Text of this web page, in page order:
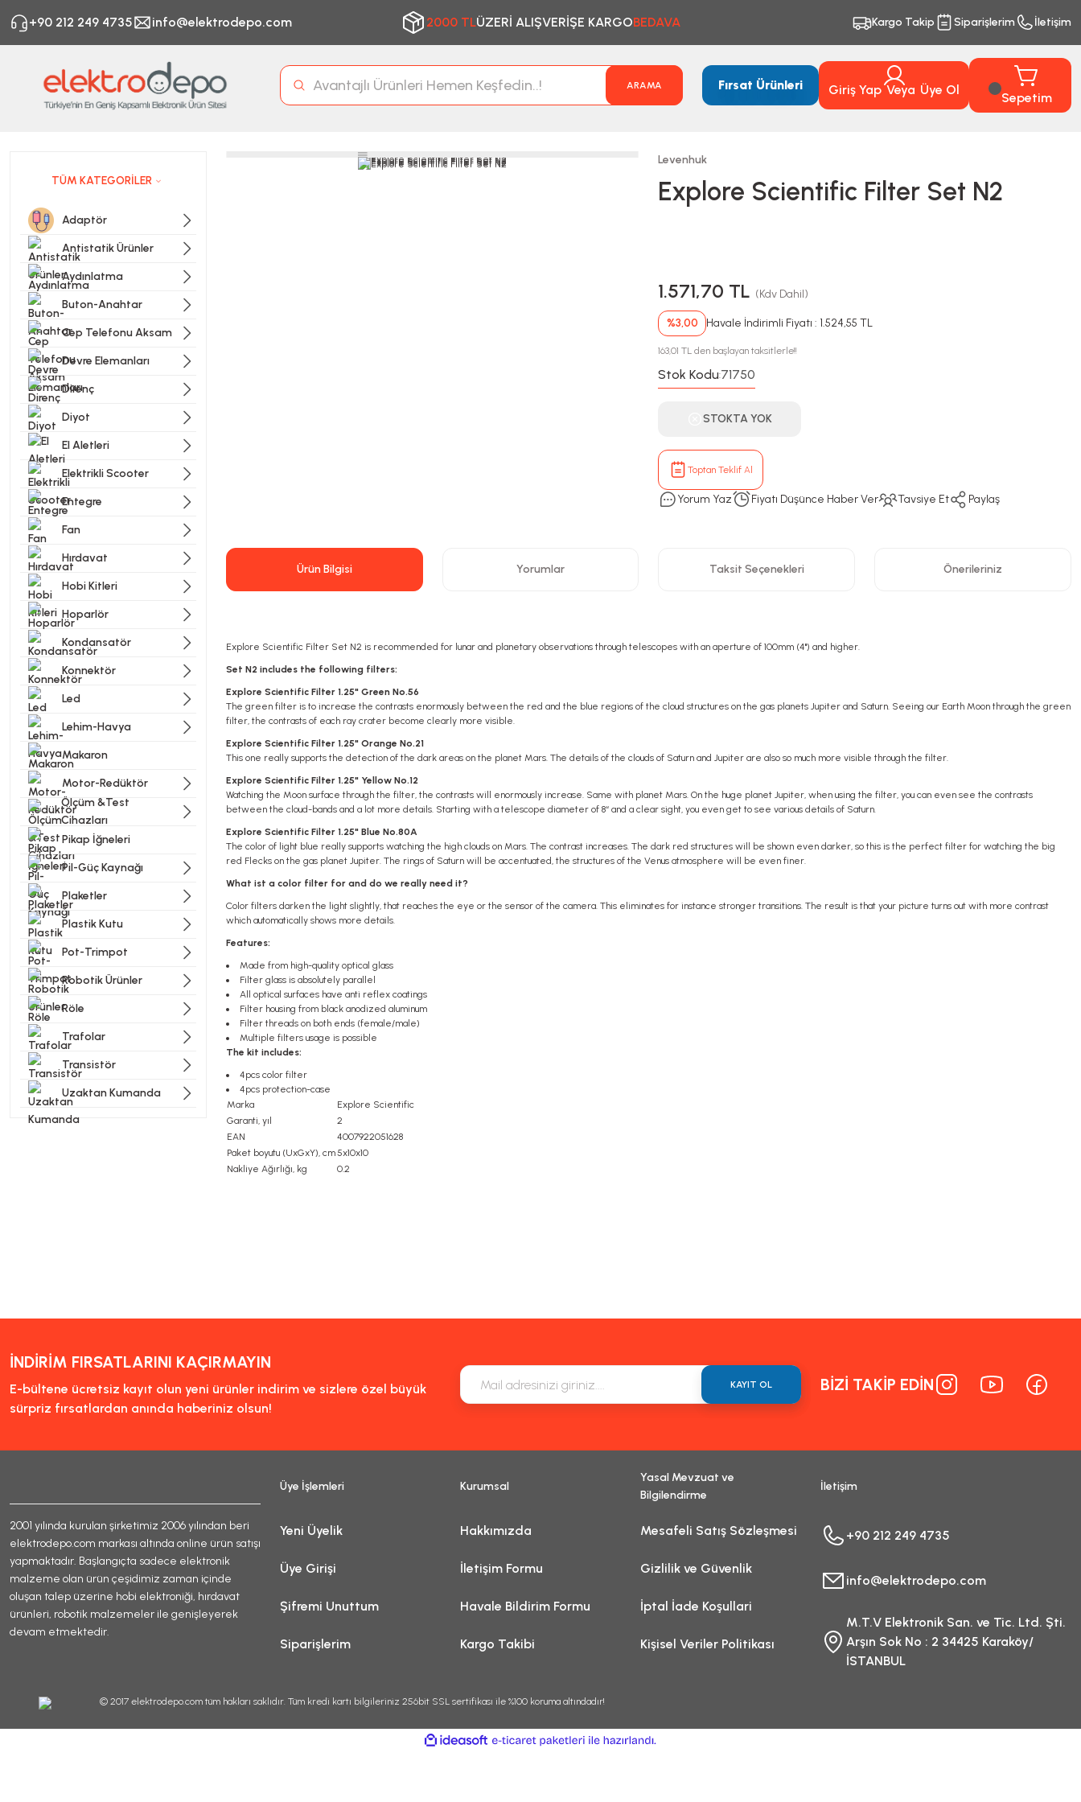
+90 212 249 4735 info@elektrodepo.com 2000 TLÜZERİ ALIŞVERİŞE KARGOBEDAVA Kargo Takip Siparişlerim İletişim
ARAMA Fırsat Ürünleri Giriş Yap Veya Üye Ol
Sepetim
TÜM KATEGORİLER
Adaptör
Antistatik Ürünler
Aydınlatma
Buton-Anahtar
Cep Telefonu Aksam
Devre Elemanları
Direnç
Diyot
El Aletleri
Elektrikli Scooter
Entegre
Fan
Hırdavat
Hobi Kitleri
Hoparlör
Kondansatör
Konnektör
Led
Lehim-Havya
Makaron
Motor-Redüktör
Ölçüm &Test
Cihazları
Pikap İğneleri
Pil-Güç Kaynağı
Plaketler
Plastik Kutu
Pot-Trimpot
Robotik Ürünler
Röle
Trafolar
Transistör
Uzaktan Kumanda
Levenhuk
Explore Scientific Filter Set N2
1.571,70 TL (Kdv Dahil)
%3,00 Havale İndirimli Fiyatı : 1.524,55 TL
163,01 TL den başlayan taksitlerle!!
Stok Kodu:71750
STOKTA YOK
Toptan Teklif Al
Yorum Yaz Fiyatı Düşünce Haber Ver Tavsiye Et Paylaş
Ürün Bilgisi Yorumlar Taksit Seçenekleri Önerileriniz
Explore Scientific Filter Set N2 is recommended for lunar and planetary observations through telescopes with an aperture of 100mm (4") and higher.
Set N2 includes the following filters:
Explore Scientific Filter 1.25" Green No.56
The green filter is to increase the contrasts enormously between the red and the blue regions of the cloud structures on the gas planets Jupiter and Saturn. Seeing our Earth Moon through the green
filter, the contrasts of each ray crater become clearly more visible.
Explore Scientific Filter 1.25" Orange No.21
This one really supports the detection of the dark areas on the planet Mars. The details of the clouds of Saturn and Jupiter are also so much more visible through the filter.
Explore Scientific Filter 1.25" Yellow No.12
Watching the Moon surface through the filter, the contrasts will enormously increase. Same with planet Mars. On the huge planet Jupiter, when using the filter, you can even see the contrasts
between the cloud-bands and a lot more details. Starting with a telescope diameter of 8“ and a clear sight, you even get to see various details of Saturn.
Explore Scientific Filter 1.25" Blue No.80A
The color of light blue really supports watching the high clouds on Mars. The contrast increases. The dark red structures will be shown even darker, so this is the perfect filter for watching the big
red Flecks on the gas planet Jupiter. The rings of Saturn will be accentuated, the structures of the Venus atmosphere will be even finer.
What ist a color filter for and do we really need it?
Color filters darken the light slightly, that reaches the eye or the sensor of the camera. This eliminates for instance stronger transitions. The result is that your picture turns out with more contrast
which automatically shows more details.
Features:
Made from high-quality optical glass
Filter glass is absolutely parallel
All optical surfaces have anti reflex coatings
Filter housing from black anodized aluminum
Filter threads on both ends (female/male)
Multiple filters usage is possible
The kit includes:
4pcs color filter
4pcs protection-case
Marka
Explore Scientific
Garanti, yıl
2
EAN
4007922051628
Paket boyutu (UxGxY), cm5x10x10
Nakliye Ağırlığı, kg
0.2
Ürün fiyatı diğer sitelerden daha pahalı.
İNDİRİM FIRSATLARINI KAÇIRMAYIN
E-bültene ücretsiz kayıt olun yeni ürünler indirim ve sizlere özel büyük
sürpriz fırsatlardan anında haberiniz olsun!
KAYIT OL BİZİ TAKİP EDİN
2001 yılında kurulan şirketimiz 2006 yılından beri
elektrodepo.com markası altında online ürün satışı
yapmaktadır. Başlangıçta sadece elektronik
malzeme olan ürün çeşidimiz zaman içinde
oluşan talep üzerine hobi elektroniği, hırdavat
ürünleri, robotik malzemeler ile genişleyerek
devam etmektedir.
Üye İşlemleri
Yeni Üyelik
Üye Girişi
Şifremi Unuttum
Siparişlerim
Kurumsal
Hakkımızda
İletişim Formu
Havale Bildirim Formu
Kargo Takibi
Yasal Mevzuat ve
Bilgilendirme
Mesafeli Satış Sözleşmesi
Gizlilik ve Güvenlik
İptal İade Koşullari
Kişisel Veriler Politikası
İletişim
+90 212 249 4735
info@elektrodepo.com
M.T.V Elektronik San. ve Tic. Ltd. Şti.
Arşın Sok No : 2 34425 Karaköy/
İSTANBUL
© 2017 elektrodepo.com tüm hakları saklıdır. Tüm kredi kartı bilgileriniz 256bit SSL sertifikası ile %100 koruma altındadır!
ideasoft
e-